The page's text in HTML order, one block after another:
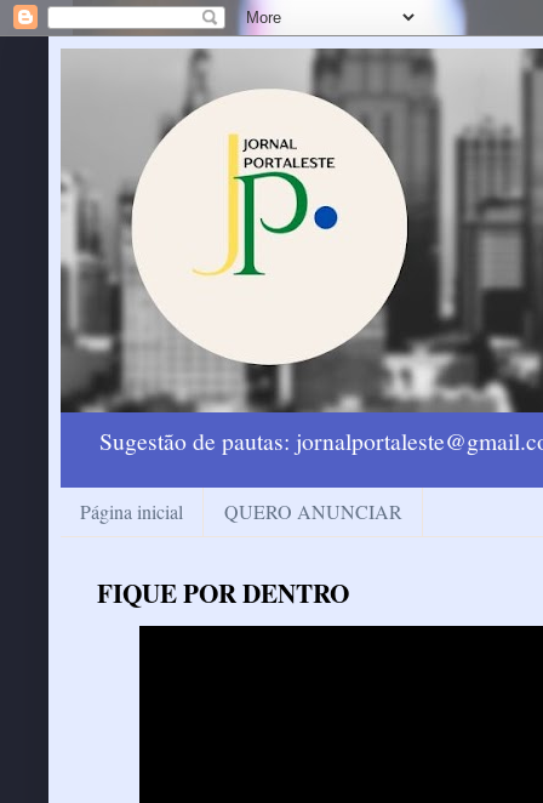
Sugestão de pautas:
Página inicial QUERO ANUNCIAR
FIQUE POR DENTRO